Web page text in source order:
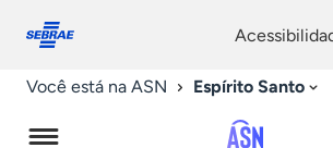
conosco
Você está na ASN Espírito Santo